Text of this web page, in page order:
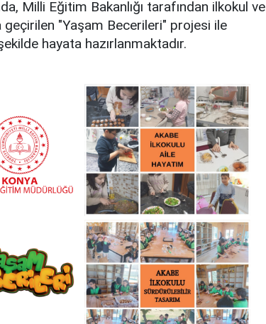
Milli Eğitim Bakanlığı tarafından ilkokul ve
"Yaşam Becerileri" projesi ile
hayata hazırlanmaktadır.